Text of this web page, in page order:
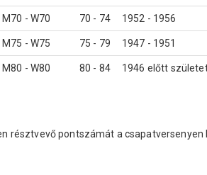
M70 - W70 70 - 74 1952 - 1956
M75 - W75 75 - 79 1947 - 1951
M80 - W80 80 - 84 1946 előtt
résztvevő pontszámát a